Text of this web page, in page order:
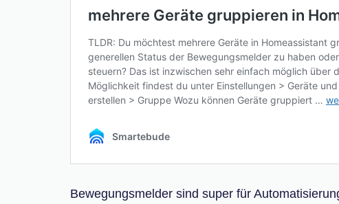
Bewegungsmelder sind super für